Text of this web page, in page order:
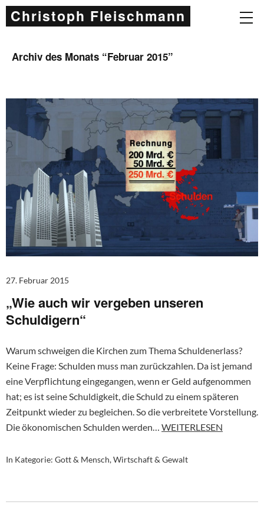
Christoph Fleischmann
Archiv des Monats “Februar 2015”
27. Februar 2015
„Wie auch wir vergeben unseren
Schuldigern“
Warum schweigen die Kirchen zum Thema Schuldenerlass?
Keine Frage: Schulden muss man zurückzahlen. Da ist jemand
eine Verpflichtung eingegangen, wenn er Geld aufgenommen
hat; es ist seine Schuldigkeit, die Schuld zu einem späteren
Zeitpunkt wieder zu begleichen. So die verbreitete Vorstellung.
Die ökonomischen Schulden werden… WEITERLESEN
In Kategorie: Gott & Mensch,Wirtschaft & Gewalt